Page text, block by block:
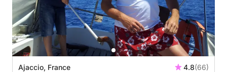
Ajaccio, France 4.8(66)